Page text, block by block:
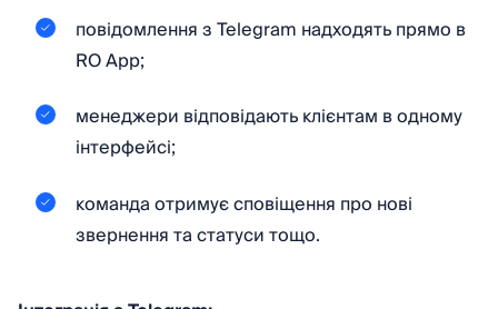
повідомлення з Telegram надходять прямо в
RO App;
менеджери відповідають клієнтам в одному
інтерфейсі;
команда отримує сповіщення про нові
звернення та статуси тощо.